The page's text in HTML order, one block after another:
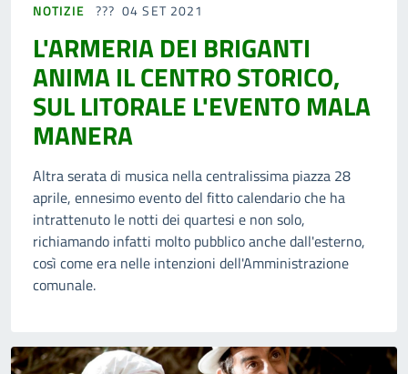
NOTIZIE 04 SET 2021
L'ARMERIA DEI BRIGANTI
ANIMA IL CENTRO STORICO,
SUL LITORALE L'EVENTO MALA
MANERA
Altra serata di musica nella centralissima piazza 28
aprile, ennesimo evento del fitto calendario che ha
intrattenuto le notti dei quartesi e non solo,
richiamando infatti molto pubblico anche dall'esterno,
così come era nelle intenzioni dell'Amministrazione
comunale.